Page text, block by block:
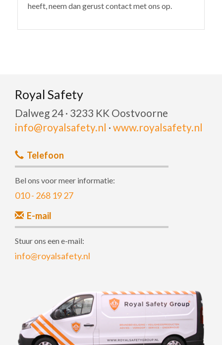
heeft, neem dan gerust contact met ons op.
Royal Safety
Dalweg 24 · 3233 KK Oostvoorne
info@royalsafety.nl · www.royalsafety.nl
Telefoon
Bel ons voor meer informatie:
010 - 268 19 27
E-mail
Stuur ons een e-mail:
info@royalsafety.nl